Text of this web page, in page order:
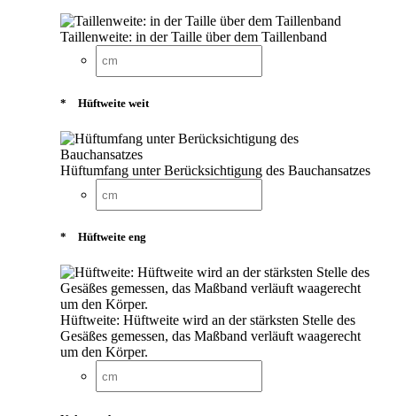
Taillenweite: in der Taille über dem Taillenband
* Hüftweite weit
Hüftumfang unter Berücksichtigung des Bauchansatzes
* Hüftweite eng
Hüftweite: Hüftweite wird an der stärksten Stelle des
Gesäßes gemessen, das Maßband verläuft waagerecht
um den Körper.